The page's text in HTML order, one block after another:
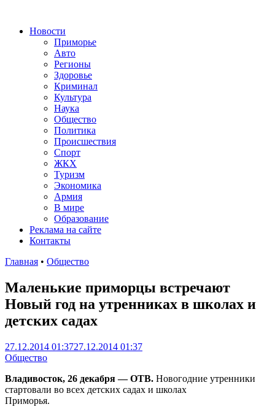
Новости
Приморье
Авто
Регионы
Здоровье
Криминал
Культура
Наука
Общество
Политика
Происшествия
Спорт
ЖКХ
Туризм
Экономика
Армия
В мире
Образование
Реклама на сайте
Контакты
Главная • Общество
Маленькие приморцы встречают
Новый год на утренниках в школах и
детских садах
27.12.2014 01:3727.12.2014 01:37
Общество
Владивосток, 26 декабря — ОТВ. Новогодние утренники
стартовали во всех детских садах и школах
Приморья.